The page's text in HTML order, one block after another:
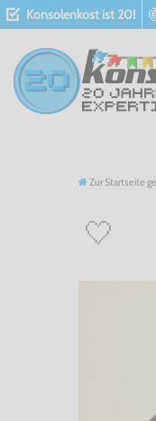
Konsolenkost ist 20!
Zur Startseite